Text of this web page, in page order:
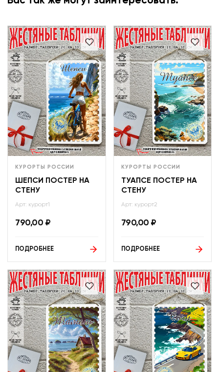
КУРОРТЫ РОССИИ
ШЕПСИ ПОСТЕР НА
СТЕНУ
Арт: курорт1
790,00 ₽
ПОДРОБНЕЕ
КУРОРТЫ РОССИИ
ТУАПСЕ ПОСТЕР НА
СТЕНУ
Арт: курорт2
790,00 ₽
ПОДРОБНЕЕ